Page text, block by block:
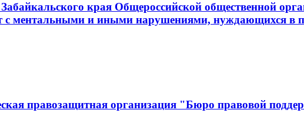
края Общероссийской общественной
с ментальными и иными нарушениями, нуждающихся в
правозащитная организация "Бюро правовой